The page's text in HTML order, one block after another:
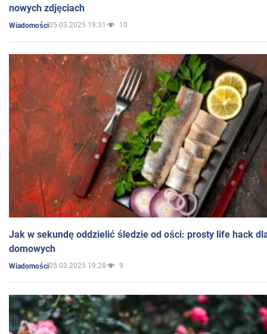
nowych zdjęciach
Wiadomości05.03.2025 19:31 10
Jak w sekundę oddzielić śledzie od ości: prosty life hack
domowych
Wiadomości05.03.2025 19:28 9